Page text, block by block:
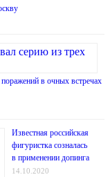
в очных встречах
Известная российская
фигуристка созналась
в применении допинга
14.10.2020